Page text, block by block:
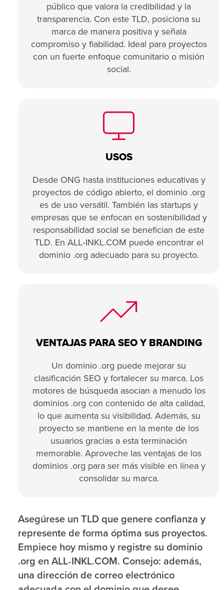
público que valora la credibilidad y la
transparencia. Con este TLD, posiciona su
marca de manera positiva y señala
compromiso y fiabilidad. Ideal para proyectos
con un fuerte enfoque comunitario o misión
social.
USOS
Desde ONG hasta instituciones educativas y
proyectos de código abierto, el dominio .org
es de uso versátil. También las startups y
empresas que se enfocan en sostenibilidad y
responsabilidad social se benefician de este
TLD. En ALL‑INKL.COM puede encontrar el
dominio .org adecuado para su proyecto.
VENTAJAS PARA SEO Y BRANDING
Un dominio .org puede mejorar su
clasificación SEO y fortalecer su marca. Los
motores de búsqueda asocian a menudo los
dominios .org con contenido de alta calidad,
lo que aumenta su visibilidad. Además, su
proyecto se mantiene en la mente de los
usuarios gracias a esta terminación
memorable. Aproveche las ventajas de los
dominios .org para ser más visible en línea y
consolidar su marca.
Asegúrese un TLD que genere confianza y
represente de forma óptima sus proyectos.
Empiece hoy mismo y registre su dominio
.org en ALL‑INKL.COM. Consejo: además,
una dirección de correo electrónico